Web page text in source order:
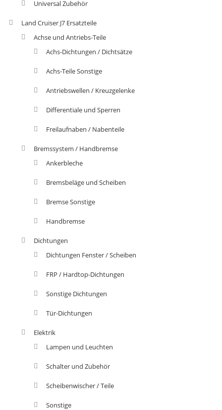
Universal Zubehör
Land Cruiser J7 Ersatzteile
Achse und Antriebs-Teile
Achs-Dichtungen / Dichtsätze
Achs-Teile Sonstige
Antriebswellen / Kreuzgelenke
Differentiale und Sperren
Freilaufnaben / Nabenteile
Bremssystem / Handbremse
Ankerbleche
Bremsbeläge und Scheiben
Bremse Sonstige
Handbremse
Dichtungen
Dichtungen Fenster / Scheiben
FRP / Hardtop-Dichtungen
Sonstige Dichtungen
Tür-Dichtungen
Elektrik
Lampen und Leuchten
Schalter und Zubehör
Scheibenwischer / Teile
Sonstige